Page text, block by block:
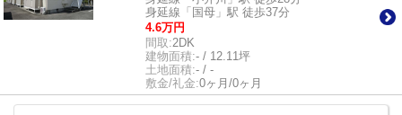
身延線「国母」駅 徒歩37分
4.6万円
間取:2DK
建物面積:- / 12.11坪
土地面積:- / -
敷金/礼金:0ヶ月/0ヶ月